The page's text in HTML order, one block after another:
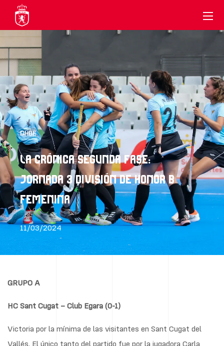
DHBF
LA CRÓNICA SEGUNDA FASE:
JORNADA 3 DIVISIÓN DE HONOR B
FEMENINA
11/03/2024
GRUPO A
HC Sant Cugat – Club Egara (0-1)
Victoria por la mínima de las visitantes en Sant Cugat del
Vallés. El único tanto del partido fue por la jugadora Carla